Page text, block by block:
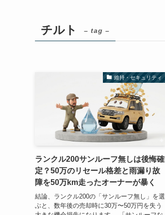
チルト – tag –
維持・セキュリティ
ランクル200サンルーフ無しは後悔確
定？50万のリセール格差と雨漏り故
障を50万km走ったオーナーが暴く
結論、ランクル200の「サンルーフ無し」を選
ぶと、数年後の売却時に30万〜50万円を失う